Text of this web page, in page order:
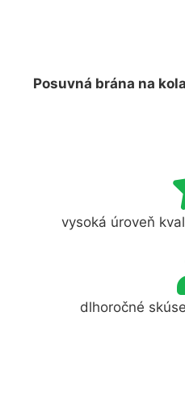
Posuvná brána na
vysoká úroveň
dlhoročné